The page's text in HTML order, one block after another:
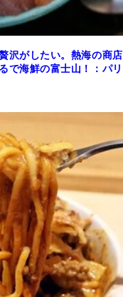
沢がしたい。熱海の商店
で海鮮の富士山！：パリ